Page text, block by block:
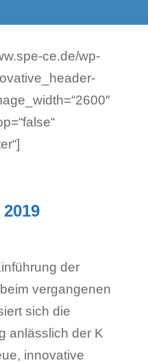
ce.de/wp-
der
vergangenen
sich die
anlässlich der K
innovative